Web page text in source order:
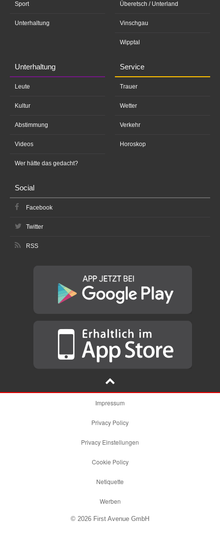
Sport
Unterhaltung
Überetsch / Unterland
Vinschgau
Wipptal
Unterhaltung
Leute
Kultur
Abstimmung
Videos
Wer hätte das gedacht?
Service
Trauer
Wetter
Verkehr
Horoskop
Social
Facebook
Twitter
RSS
Impressum
Privacy Policy
Privacy Einstellungen
Cookie Policy
Netiquette
Werben
© 2026 First Avenue GmbH